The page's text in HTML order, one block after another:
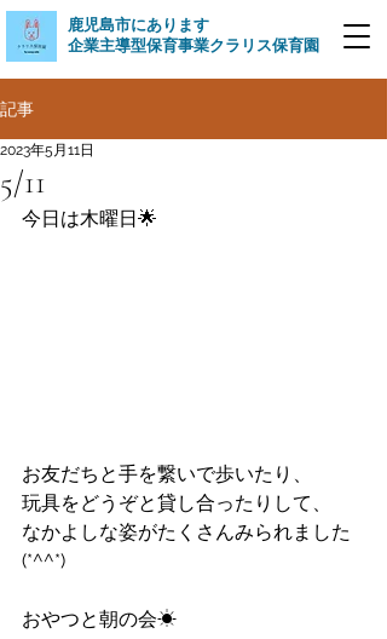
​鹿児島市にあります
企業主導型保育事業クラリス保育園
記事
5/11
2023年5月11日
今日は木曜日🌟
お友だちと手を繋いで歩いたり、
玩具をどうぞと貸し合ったりして、
なかよしな姿がたくさんみられました
(*^^*)
おやつと朝の会☀